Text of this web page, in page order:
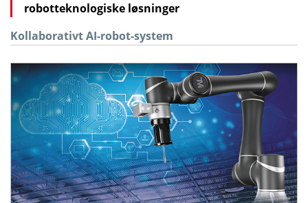
robotteknologiske løsninger
Kollaborativt AI-robot-system